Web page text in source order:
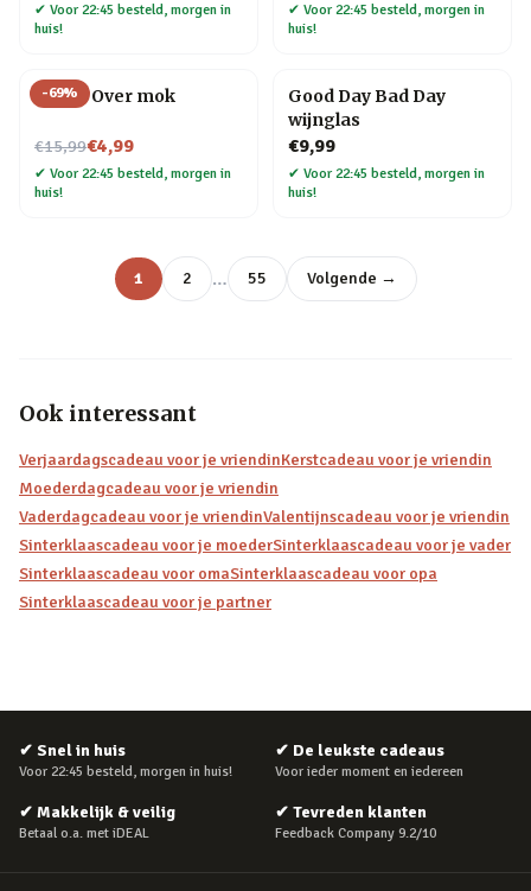
✔ Voor 22:45 besteld, morgen in
huis!
✔ Voor 22:45 besteld, morgen in
huis!
-69%
Game Over mok
€15,99
Nu voor€4,99
✔ Voor 22:45 besteld, morgen in
huis!
Good Day Bad Day
wijnglas
€9,99
✔ Voor 22:45 besteld, morgen in
huis!
1 2 … 55 Volgende →
Ook interessant
Verjaardagscadeau voor je vriendinKerstcadeau voor je vriendin
Moederdagcadeau voor je vriendin
Vaderdagcadeau voor je vriendinValentijnscadeau voor je vriendin
Sinterklaascadeau voor je moederSinterklaascadeau voor je vader
Sinterklaascadeau voor omaSinterklaascadeau voor opa
Sinterklaascadeau voor je partner
✔ Snel in huis
Voor 22:45 besteld, morgen in huis!
✔ De leukste cadeaus
Voor ieder moment en iedereen
✔ Makkelijk & veilig
Betaal o.a. met iDEAL
✔ Tevreden klanten
Feedback Company 9.2/10